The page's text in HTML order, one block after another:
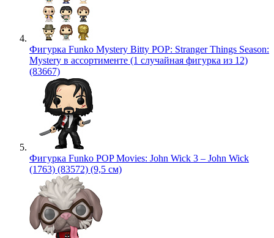
Фигурка Funko Mystery Bitty POP: Stranger Things Season:
Mystery в ассортименте (1 случайная фигурка из 12)
(83667)
Фигурка Funko POP Movies: John Wick 3 – John Wick
(1763) (83572) (9,5 см)